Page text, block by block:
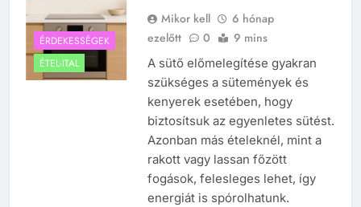
ÉRDEKESSÉGEK
ÉTEL-ITAL
Mikor kell
6 hónap
ezelőtt
0 9 mins
A sütő előmelegítése gyakran
szükséges a sütemények és
kenyerek esetében, hogy
biztosítsuk az egyenletes sütést.
Azonban más ételeknél, mint a
rakott vagy lassan főzött
fogások, felesleges lehet, így
energiát is spórolhatunk.